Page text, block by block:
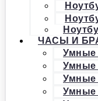
ЧАСЫ И
Умные
Умные
Умные
Умные